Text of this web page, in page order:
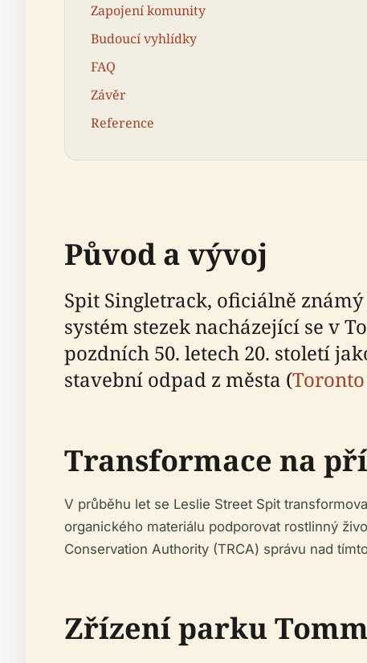
Zapojení komunity
Budoucí vyhlídky
FAQ
Závěr
Reference
Původ a vývoj
Spit Singletrack, oficiálně
systém stezek nacházející se v
pozdních 50. letech 20. století
stavební odpad z města (
Transformace na
V průběhu let se Leslie Street Spit
organického materiálu podporovat rostlinný
Conservation Authority (TRCA) správu nad
Zřízení parku